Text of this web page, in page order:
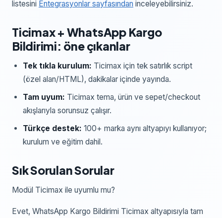
listesini Entegrasyonlar sayfasından inceleyebilirsiniz.
Ticimax+ WhatsApp Kargo
Bildirimi: öne çıkanlar
Tek tıkla kurulum: Ticimax için tek satırlık script
(özel alan/HTML), dakikalar içinde yayında.
Tam uyum: Ticimax tema, ürün ve sepet/checkout
akışlarıyla sorunsuz çalışır.
Türkçe destek: 100+ marka aynı altyapıyı kullanıyor;
kurulum ve eğitim dahil.
Sık Sorulan Sorular
Modül Ticimax ile uyumlu mu?
Evet, WhatsApp Kargo Bildirimi Ticimax altyapısıyla tam